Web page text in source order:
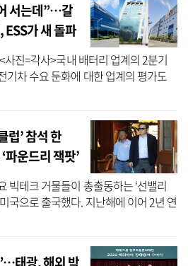
서는데”…갈
가 새 돌파
사진=각사>국내 배터리 업계의 2분기
기차 수요 둔화에 대한 업계의 평가도
장이 캐즘(일시적 수요둔화) 한파에서
럽’ 참석 한
운드리 잭팟’
빅테크 거물들이 총출동하는 ‘선밸리
국으로 출국했다. 지난해에 이어 2년 연
글, 애플, 메타, 오픈AI 등 글로벌 빅테
태광, 해외 박